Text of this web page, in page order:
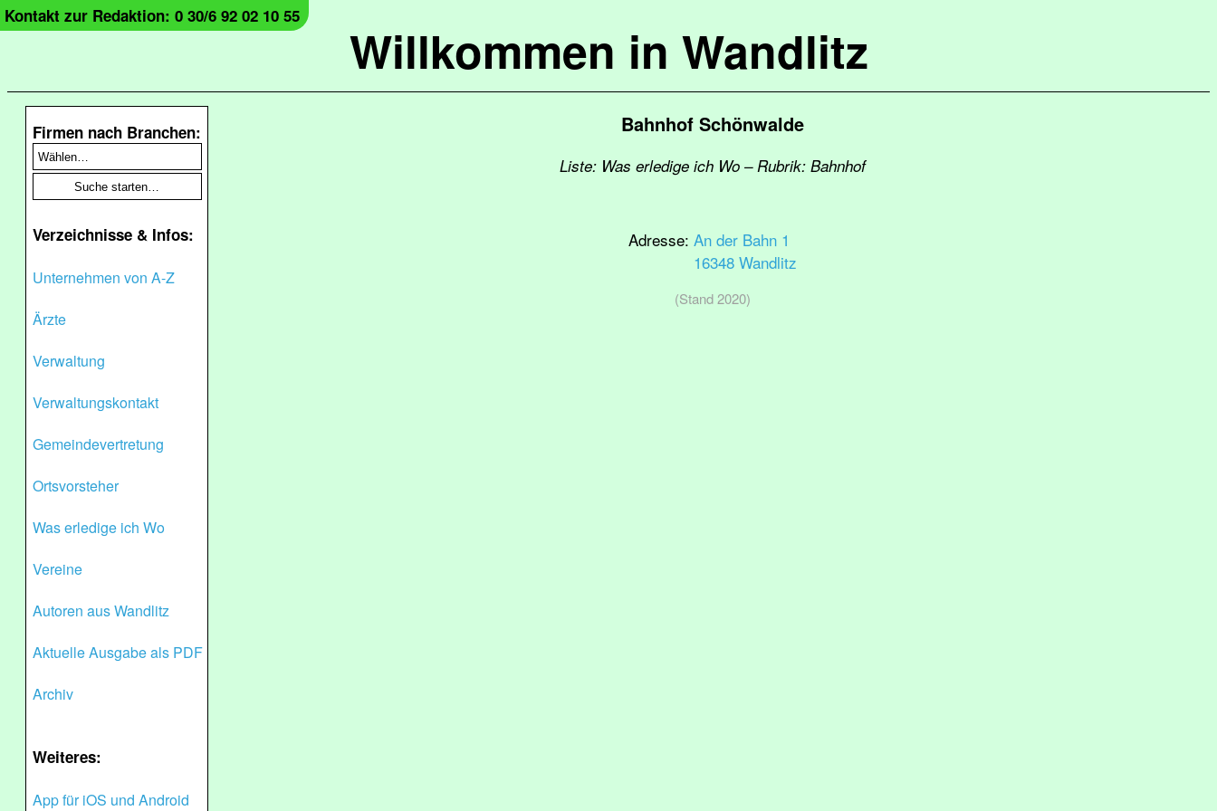
Willkommen in Wandlitz
Kontakt zur Redaktion: 0 30/6 92 02 10 55
Firmen nach Branchen:
Verzeichnisse & Infos:
Unternehmen von A-Z
Ärzte
Verwaltung
Verwaltungskontakt
Gemeindevertretung
Ortsvorsteher
Was erledige ich Wo
Vereine
Autoren aus Wandlitz
Aktuelle Ausgabe als PDF
Archiv
Weiteres:
App für iOS und Android
Bahnhof Schönwalde
Liste: Was erledige ich Wo – Rubrik: Bahnhof
Adresse: An der Bahn 1
16348 Wandlitz
(Stand 2020)